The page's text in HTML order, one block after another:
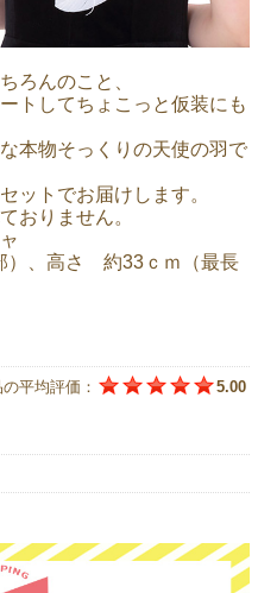
ろんのこと、
トしてちょこっと仮装にも
本物そっくりの天使の羽で
ットでお届けします。
おりません。
、高さ 約33ｃｍ（最長
平均評価： 5.00